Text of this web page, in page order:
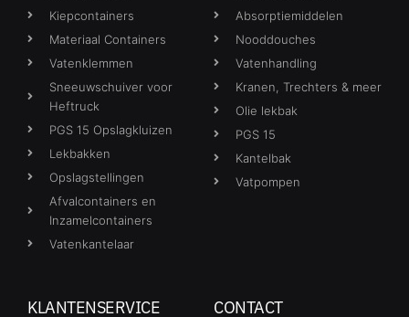
Kiepcontainers
Materiaal Containers
Vatenklemmen
Sneeuwschuiver voor
Heftruck
PGS 15 Opslagkluizen
Lekbakken
Opslagstellingen
Afvalcontainers en
Inzamelcontainers
Vatenkantelaar
Absorptiemiddelen
Nooddouches
Vatenhandling
Kranen, Trechters & meer
Olie lekbak
PGS 15
Kantelbak
Vatpompen
KLANTENSERVICE CONTACT